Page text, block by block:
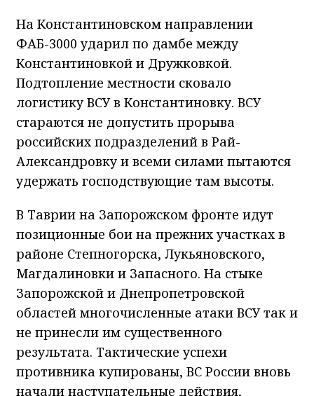
На Константиновском направлении
ФАБ-3000 ударил по дамбе между
Константиновкой и Дружковкой.
Подтопление местности сковало
логистику ВСУ в Константиновку. ВСУ
стараются не допустить прорыва
российских подразделений в Рай-
Александровку и всеми силами пытаются
удержать господствующие там высоты.
В Таврии на Запорожском фронте идут
позиционные бои на прежних участках в
районе Степногорска, Лукьяновского,
Магдалиновки и Запасного. На стыке
Запорожской и Днепропетровской
областей многочисленные атаки ВСУ так и
не принесли им существенного
результата. Тактические успехи
противника купированы, ВС России вновь
начали наступательные действия,